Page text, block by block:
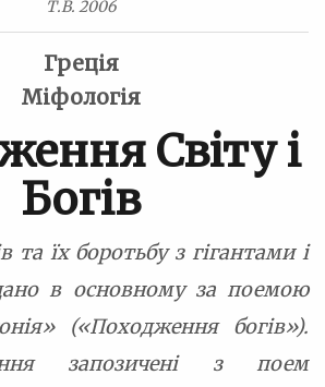
Т.В. 2006
Греція
Міфологія
Світу і
Богів
та їх боротьбу з гігантами і
в основному за поемою
(«Походження богів»).
запозичені з поем